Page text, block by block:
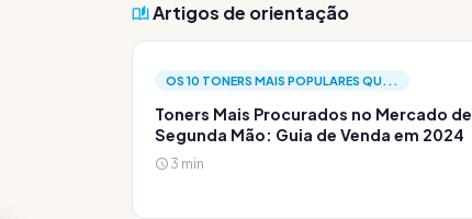
Artigos de orientação
OS 10 TONERS MAIS POPULARES QU...
Toners Mais Procurados no Mercado de
Segunda Mão: Guia de Venda em 2024
3 min